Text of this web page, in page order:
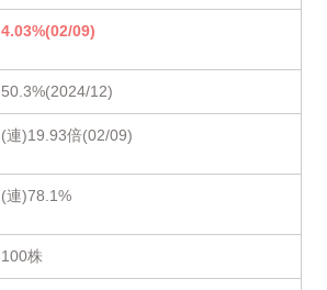
4.03%(02/09)
50.3%(2024/12)
(連)19.93倍(02/09)
(連)78.1%
100株